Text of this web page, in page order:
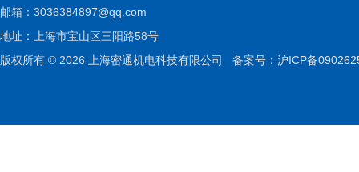
邮箱： 3036384897@qq.com
地址：上海市宝山区三阳路58号
版权所有 © 2026 上海密通机电科技有限公司 备案号：沪ICP备